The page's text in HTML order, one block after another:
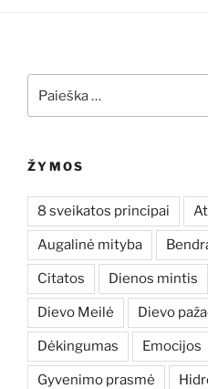
ŽYMOS
8 sveikatos principai
Augalinė mityba
Citatos Dienos mintis
Dievo Meilė Dievo
Dėkingumas Emocijos
Gyvenimo prasmė